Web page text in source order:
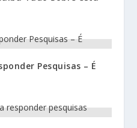
Pesquisas – É